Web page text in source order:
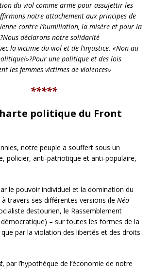
du viol comme arme pour assujettir les
notre attachement aux principes de
contre l’humiliation, la misère et pour la
déclarons notre solidarité
la victime du viol et de l’injustice. «Non au
une politique et des lois
les femmes victimes de violences»
*****
politique du Front
notre peuple a souffert sous un
policier, anti-patriotique et anti-populaire,
le pouvoir individuel et la domination du
travers ses différentes versions (le Néo-
destourien, le Rassemblement
– sur toutes les formes de la
par la violation des libertés et des droits
, par l’hypothèque de l’économie de notre